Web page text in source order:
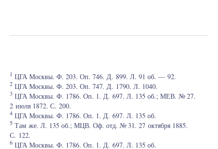
1 ЦГА Москвы. Ф. 203. Оп. 746. Д. 899. Л. 91 об. — 92.
2 ЦГА Москвы. Ф. 203. Оп. 747. Д. 1790. Л. 1040.
3 ЦГА Москвы. Ф. 1786. Оп. 1. Д. 697. Л. 135 об.; МЕВ. № 27.
2 июля 1872. С. 200.
4 ЦГА Москвы. Ф. 1786. Оп. 1. Д. 697. Л. 135 об.
5 Там же. Л. 135 об.; МЦВ. Оф. отд. № 31. 27 октября 1885.
С. 122.
6 ЦГА Москвы. Ф. 1786. Оп. 1. Д. 697. Л. 135 об.